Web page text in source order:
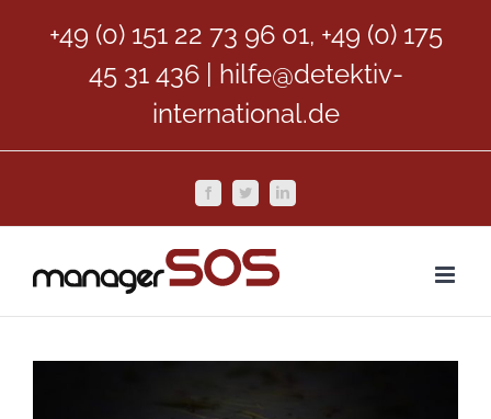
+49 (0) 151 22 73 96 01, +49 (0) 175
45 31 436
hilfe@detektiv-
international.de
FacebookTwitterLinkedIn